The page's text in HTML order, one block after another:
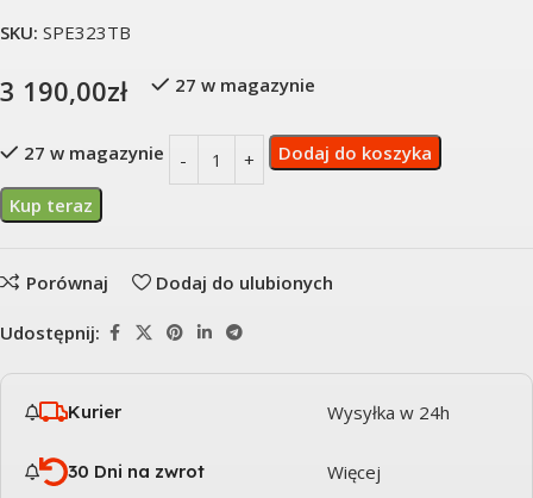
SKU: SPE323TB
3 190,00zł 27 w magazynie
27 w magazynie Dodaj do koszyka
Kup teraz
Porównaj Dodaj do ulubionych
Udostępnij:
Kurier Wysyłka w 24h
30 Dni na zwrot Więcej